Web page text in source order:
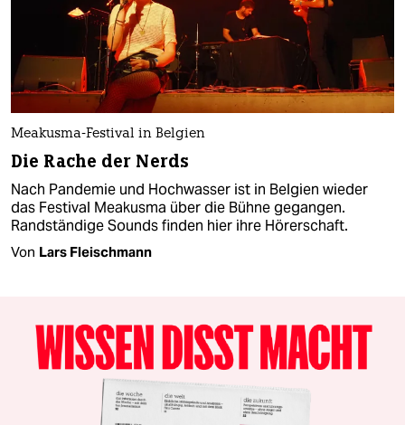
Meakusma-Festival in Belgien
Die Rache der Nerds
Nach Pandemie und Hochwasser ist in Belgien wieder
das Festival Meakusma über die Bühne gegangen.
Randständige Sounds finden hier ihre Hörerschaft.
Von Lars Fleischmann